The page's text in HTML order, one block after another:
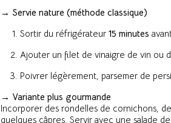
→ Servie nature (méthode classique)
Sortir du réfrigérateur 15 minutes
Ajouter un filet de vinaigre de vin ou
Poivrer légèrement, parsemer de
→ Variante plus gourmande
Incorporer des rondelles de cornichons,
quelques câpres. Servir avec une salade